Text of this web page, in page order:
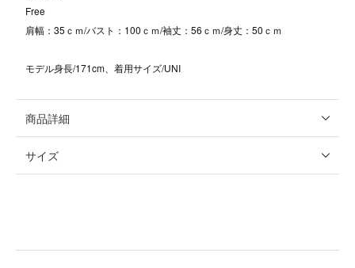
Free
肩幅：35ｃｍ/バスト：100ｃｍ/袖丈：56ｃｍ/身丈：50ｃｍ
モデル身長/171cm、着用サイズ/UNI
商品詳細
サイズ